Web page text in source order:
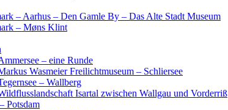
– Aarhus – Den Gamle By – Das Alte Stadt Museum
– Møns Klint
– eine Runde
Wasmeier Freilichtmuseum – Schliersee
– Wallberg
Isartal zwischen Wallgau und Vorderriß
Potsdam